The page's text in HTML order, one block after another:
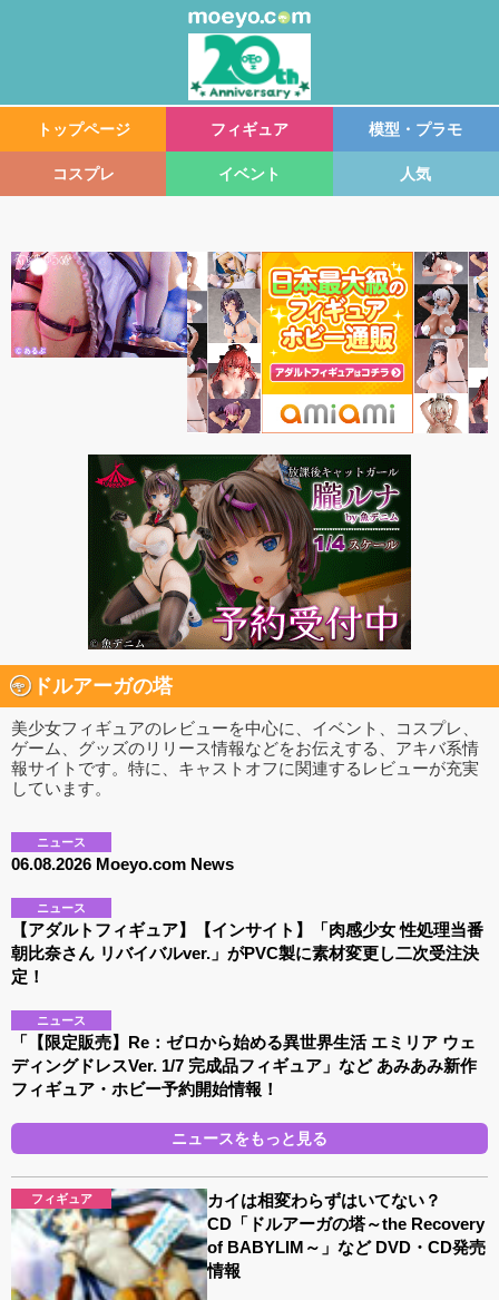
トップページ フィギュア 模型・プラモ
コスプレ イベント 人気
ドルアーガの塔
美少女フィギュアのレビューを中心に、イベント、コスプレ、
ゲーム、グッズのリリース情報などをお伝えする、アキバ系情
報サイトです。特に、キャストオフに関連するレビューが充実
しています。
ニュース
06.08.2026 Moeyo.com News
ニュース
【アダルトフィギュア】【インサイト】「肉感少女 性処理当番
朝比奈さん リバイバルver.」がPVC製に素材変更し二次受注決
定！
ニュース
「【限定販売】Re：ゼロから始める異世界生活 エミリア ウェ
ディングドレスVer. 1/7 完成品フィギュア」など あみあみ新作
フィギュア・ホビー予約開始情報！
ニュースをもっと見る
フィギュア
カイは相変わらずはいてない？
CD「ドルアーガの塔～the Recovery
of BABYLIM～」など DVD・CD発売
情報